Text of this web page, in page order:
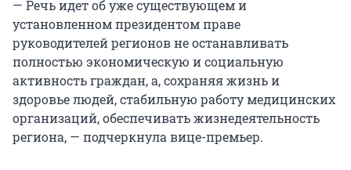
— Речь идет об уже существующем и
установленном президентом праве
руководителей регионов не останавливать
полностью экономическую и социальную
активность граждан, а, сохраняя жизнь и
здоровье людей, стабильную работу медицинских
организаций, обеспечивать жизнедеятельность
региона, — подчеркнула вице-премьер.